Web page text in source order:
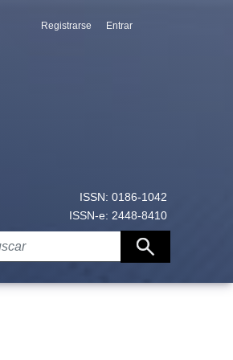
ISSN: 0186-1042
ISSN-e: 2448-8410
canadiense, euro y yen
Registrarse Entrar